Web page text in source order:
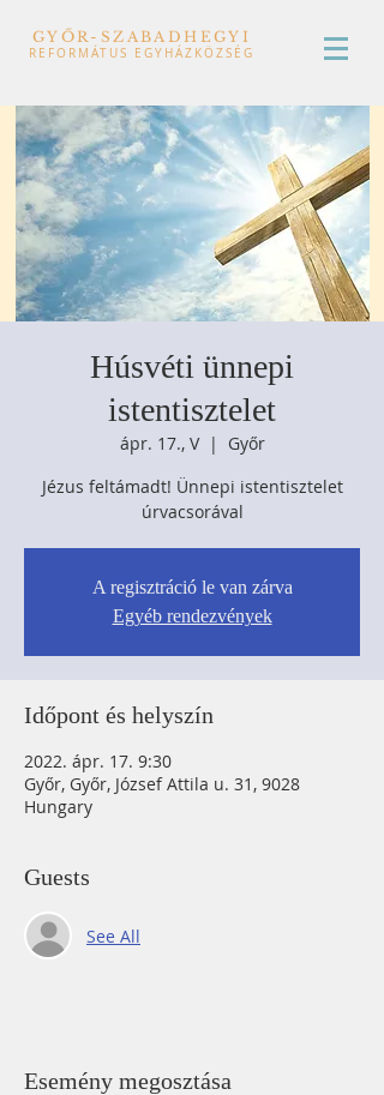
GYŐR-SZABADHEGYI
REFORMÁTUS EGYHÁZKÖZSÉG
Húsvéti ünnepi
istentisztelet
ápr. 17., V
  |
Győr
Jézus feltámadt! Ünnepi istentisztelet
úrvacsorával
A regisztráció le van zárva
Egyéb rendezvények
Időpont és helyszín
2022. ápr. 17. 9:30
Győr, Győr, József Attila u. 31, 9028
Hungary
Guests
See All
Esemény megosztása